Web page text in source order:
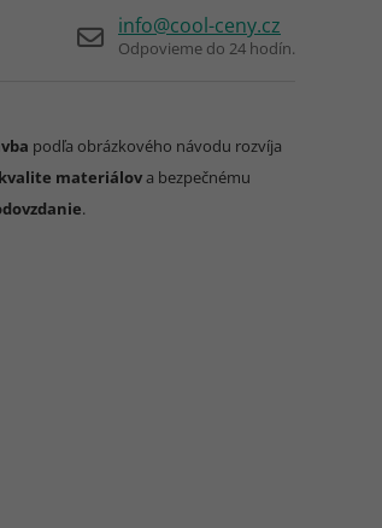
info@cool-ceny.cz
Odpovieme do 24 hodín.
podľa obrázkového návodu rozvíja
materiálova bezpečnému
.